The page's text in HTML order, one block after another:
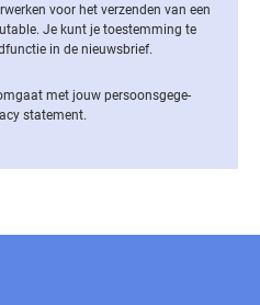
voor het verzenden van een
Je kunt je toestemming te
in de nieuwsbrief.
met jouw per­soons­ge­ge­
statement.